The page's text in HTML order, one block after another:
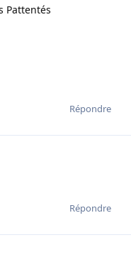
Pattentés
Répondre
Répondre